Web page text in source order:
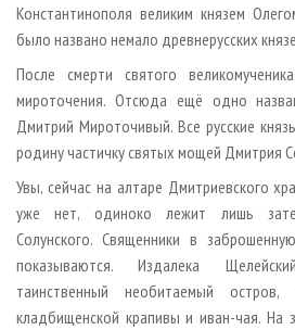
Константинополя великим князем
было названо немало древнерусских
После смерти святого
мироточения. Отсюда ещё одно
Дмитрий Мироточивый. Все русские
родину частичку святых мощей Дмитрия
Увы, сейчас на алтаре Дмитриевского
уже нет, одиноко лежит лишь
Солунского. Священники в
показываются. Издалека
таинственный необитаемый
кладбищенской крапивы и иван-чая. На